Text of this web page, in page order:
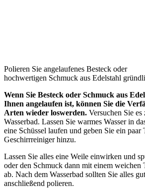
Polieren Sie angelaufenes Besteck oder
hochwertigen Schmuck aus Edelstahl
Wenn Sie Besteck oder Schmuck aus
Ihnen angelaufen ist, können Sie die
Arten wieder loswerden. Versuchen Sie
Wasserbad. Lassen Sie warmes Wasser in
eine Schüssel laufen und geben Sie ein paar
Geschirrreiniger hinzu.
Lassen Sie alles eine Weile einwirken und
oder den Schmuck dann mit einem weichen
ab. Nach dem Wasserbad sollten Sie alles
anschließend polieren.